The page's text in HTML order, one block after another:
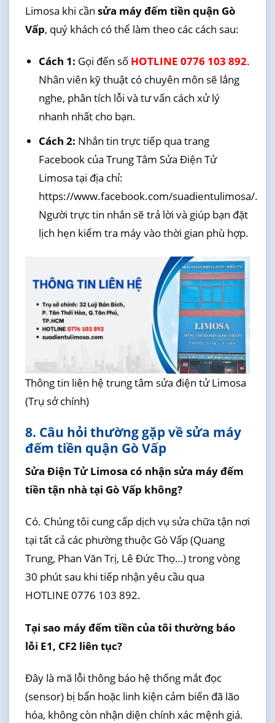
Limosa khi cần sửa máy đếm tiền quận Gò
Vấp, quý khách có thể làm theo các cách sau:
Cách 1: Gọi đến số HOTLINE 0776 103 892.
Nhân viên kỹ thuật có chuyên môn sẽ lắng
nghe, phân tích lỗi và tư vấn cách xử lý
nhanh nhất cho bạn.
Cách 2: Nhắn tin trực tiếp qua trang
Facebook của Trung Tâm Sửa Điện Tử
Limosa tại địa chỉ:
https://www.facebook.com/suadientulimosa/.
Người trực tin nhắn sẽ trả lời và giúp bạn đặt
lịch hẹn kiểm tra máy vào thời gian phù hợp.
Thông tin liên hệ trung tâm sửa điện tử Limosa
(Trụ sở chính)
8. Câu hỏi thường gặp về sửa máy
đếm tiền quận Gò Vấp
Sửa Điện Tử Limosa có nhận sửa máy đếm
tiền tận nhà tại Gò Vấp không?
Có. Chúng tôi cung cấp dịch vụ sửa chữa tận nơi
tại tất cả các phường thuộc Gò Vấp (Quang
Trung, Phan Văn Trị, Lê Đức Thọ…) trong vòng
30 phút sau khi tiếp nhận yêu cầu qua
HOTLINE 0776 103 892.
Tại sao máy đếm tiền của tôi thường báo
lỗi E1, CF2 liên tục?
Đây là mã lỗi thông báo hệ thống mắt đọc
(sensor) bị bẩn hoặc linh kiện cảm biến đã lão
hóa, không còn nhận diện chính xác mệnh giá.